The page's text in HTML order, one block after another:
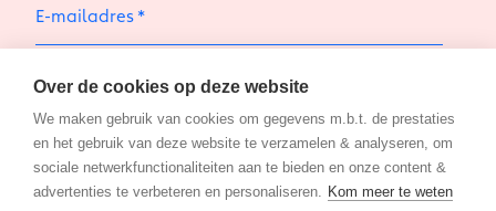
E-mailadres
met deprivacy policy
Aanmelden
Over de cookies op deze website
We maken gebruik van cookies om gegevens m.b.t. de prestaties
en het gebruik van deze website te verzamelen & analyseren, om
sociale netwerkfunctionaliteiten aan te bieden en onze content &
advertenties te verbeteren en personaliseren. Kom meer te weten